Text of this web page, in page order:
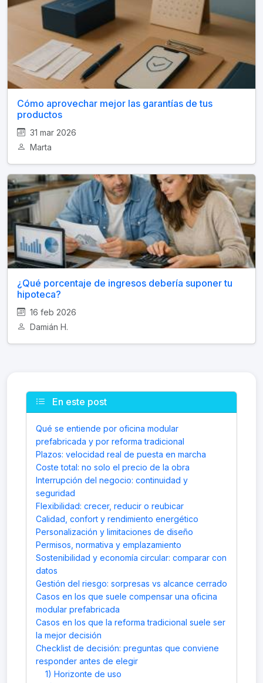
Cómo aprovechar mejor las garantías de tus
productos
31 mar 2026
Marta
¿Qué porcentaje de ingresos debería suponer tu
hipoteca?
16 feb 2026
Damián H.
En este post
Qué se entiende por oficina modular
prefabricada y por reforma tradicional
Plazos: velocidad real de puesta en marcha
Coste total: no solo el precio de la obra
Interrupción del negocio: continuidad y
seguridad
Flexibilidad: crecer, reducir o reubicar
Calidad, confort y rendimiento energético
Personalización y limitaciones de diseño
Permisos, normativa y emplazamiento
Sostenibilidad y economía circular: comparar con
datos
Gestión del riesgo: sorpresas vs alcance cerrado
Casos en los que suele compensar una oficina
modular prefabricada
Casos en los que la reforma tradicional suele ser
la mejor decisión
Checklist de decisión: preguntas que conviene
responder antes de elegir
1) Horizonte de uso